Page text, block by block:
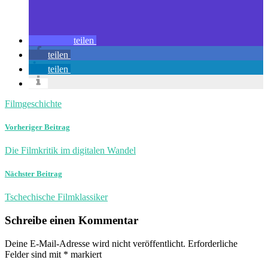
teilen
teilen
teilen
Filmgeschichte
Vorheriger Beitrag
Die Filmkritik im digitalen Wandel
Nächster Beitrag
Tschechische Filmklassiker
Schreibe einen Kommentar
Deine E-Mail-Adresse wird nicht veröffentlicht. Erforderliche
Felder sind mit * markiert